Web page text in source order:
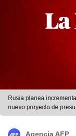
Rusia planea
nuevo proyecto de
en Ucrania. El gasto
Agencia AFP